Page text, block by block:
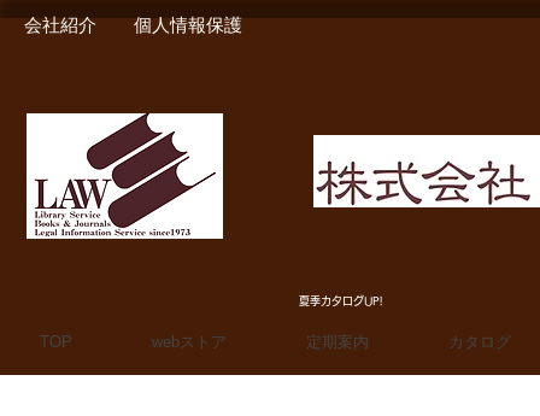
会社紹介 個人情報保護
夏季カタログUP!
TOP webストア 定期案内 カタログ